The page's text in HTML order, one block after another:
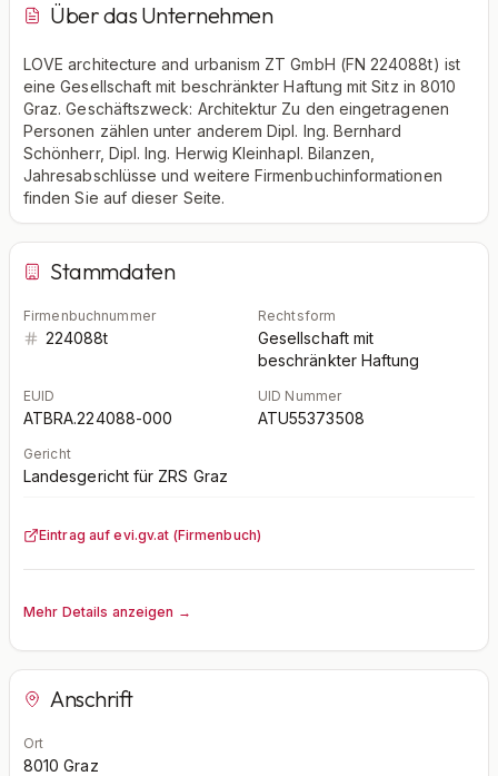
Über das Unternehmen
LOVE architecture and urbanism ZT GmbH (FN 224088t) ist
eine Gesellschaft mit beschränkter Haftung mit Sitz in 8010
Graz. Geschäftszweck: Architektur Zu den eingetragenen
Personen zählen unter anderem Dipl. Ing. Bernhard
Schönherr, Dipl. Ing. Herwig Kleinhapl. Bilanzen,
Jahresabschlüsse und weitere Firmenbuchinformationen
finden Sie auf dieser Seite.
Stammdaten
Firmenbuchnummer
224088t
Rechtsform
Gesellschaft mit
beschränkter Haftung
EUID
ATBRA.224088-000
UID Nummer
ATU55373508
Gericht
Landesgericht für ZRS Graz
Eintrag auf evi.gv.at (Firmenbuch)
Mehr Details anzeigen →
Anschrift
Ort
8010 Graz